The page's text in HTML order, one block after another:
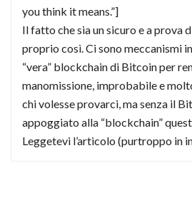
you think it means.”]
Il fatto che sia un sicuro e a prova
proprio così. Ci sono meccanismi
“vera” blockchain di Bitcoin per
manomissione, improbabile e
chi volesse provarci, ma senza il
appoggiato alla “blockchain”
Leggetevi l’articolo (purtroppo in